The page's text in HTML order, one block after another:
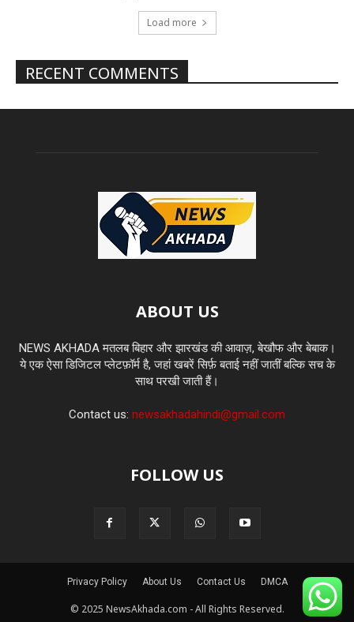
Load more
RECENT COMMENTS
ABOUT US
NEWS AKHADA मतलब बिहार और झारखंड की आवाज़, बेखौफ और बेबाक।
ये एक ऐसा डिजिटल प्लेटफ़ॉर्म है, जहां खबरें सिर्फ़ बताई नहीं जातीं बल्कि सच के
साथ परखी जाती हैं।
Contact us: newsakhadahindi@gmail.com
FOLLOW US
Privacy Policy About Us Contact Us DMCA
© 2025 NewsAkhada.com - All Rights Reserved.